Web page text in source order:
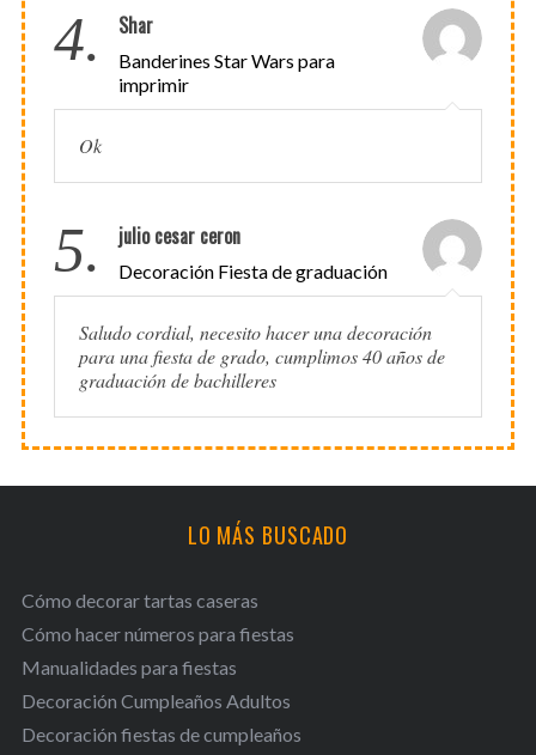
4. Shar
Banderines Star Wars para
imprimir
Ok
5. julio cesar ceron
Decoración Fiesta de graduación
Saludo cordial, necesito hacer una decoración
para una fiesta de grado, cumplimos 40 años de
graduación de bachilleres
LO MÁS BUSCADO
Cómo decorar tartas caseras
Cómo hacer números para fiestas
Manualidades para fiestas
Decoración Cumpleaños Adultos
Decoración fiestas de cumpleaños